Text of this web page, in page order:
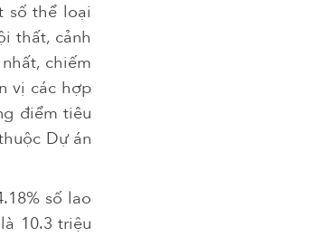
số thể loại
thất, cảnh
chiếm
vị các hợp
điểm tiêu
Dự án
số lao
10.3 triệu